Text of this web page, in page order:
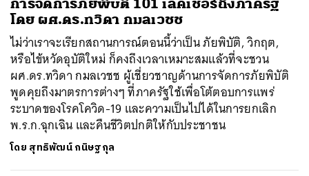
การจัดการภัยพิบัติ 101 เลคเชอร์ถึงภาครัฐ
โดย ผศ.ดร.ทวิดา กมลเวชช
ไม่ว่าเราจะเรียกสถานการณ์ตอนนี้ว่าเป็น ภัยพิบัติ, วิกฤต,
หรือไข้หวัดอุบัติใหม่ ก็คงถึงเวลาเหมาะสมแล้วที่จะชวน
ผศ.ดร.ทวิดา กมลเวชช ผู้เชี่ยวชาญด้านการจัดการภัยพิบัติ
พูดคุยถึงมาตรการต่างๆ ที่ภาครัฐใช้เพื่อโต้ตอบการแพร่
ระบาดของโรคโควิด-19 และความเป็นไปได้ในการยกเลิก
พ.ร.ก.ฉุกเฉิน และคืนชีวิตปกติให้กับประชาชน
โดย สุทธิพัฒน์ กนิษฐกุล